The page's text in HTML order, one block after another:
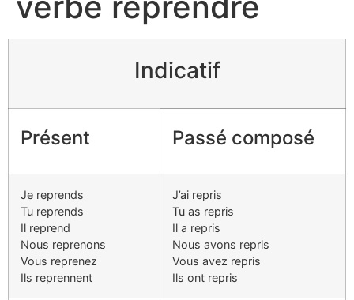
Indicatif
Présent Passé composé
Je reprends
Tu reprends
Il reprend
Nous reprenons
Vous reprenez
Ils reprennent
J’ai repris
Tu as repris
Il a repris
Nous avons repris
Vous avez repris
Ils ont repris